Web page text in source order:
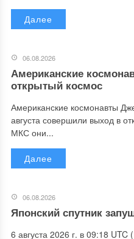
Далее
06.08.2026
Американские
открытый космос
Американские космонавты
августа совершили выход в
МКС они...
Далее
06.08.2026
Японский спутник
6 августа 2026 г. в 09:18